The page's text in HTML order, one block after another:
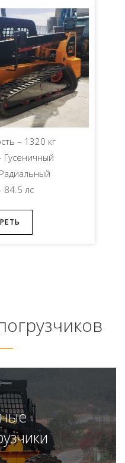
– 1320 кг
Гусеничный
84.5 лс